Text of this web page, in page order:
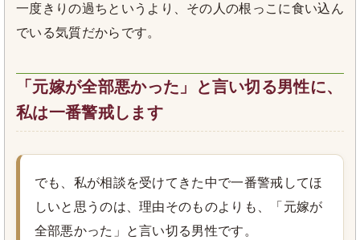
一度きりの過ちというより、その人の根っこに食い込ん
でいる気質だからです。
「元嫁が全部悪かった」と言い切る男性に、
私は一番警戒します
でも、私が相談を受けてきた中で一番警戒してほ
しいと思うのは、理由そのものよりも、「元嫁が
全部悪かった」と言い切る男性です。